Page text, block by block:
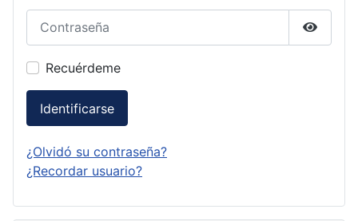
Recuérdeme
Identificarse
¿Olvidó su contraseña?
¿Recordar usuario?